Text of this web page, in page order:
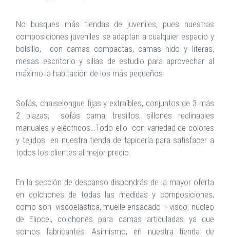
No busques más tiendas de juveniles, pues nuestras
composiciones juveniles se adaptan a cualquier espacio y
bolsillo, con camas compactas, camas nido y literas,
mesas escritorio y sillas de estudio para aprovechar al
máximo la habitación de los más pequeños.
Sofás, chaiselongue fijas y extraíbles, conjuntos de 3 más
2 plazas, sofás cama, tresillos, sillones reclinables
manuales y eléctricos…Todo ello con variedad de colores
y tejidos en nuestra tienda de tapicería para satisfacer a
todos los clientes al mejor precio.
En la sección de descanso dispondrás de la mayor oferta
en colchones de todas las medidas y composiciones,
como son viscoelástica, muelle ensacado + visco, núcleo
de Eliocel, colchones para camas articuladas ya que
somos fabricantes. Asimismo, en nuestra tienda de